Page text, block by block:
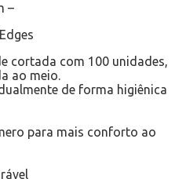
–
cortada com 100 unidades,
ao meio.
de forma higiênica
para mais conforto ao